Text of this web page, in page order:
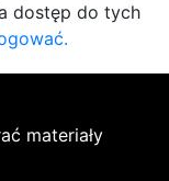
dostęp do tych
materiały